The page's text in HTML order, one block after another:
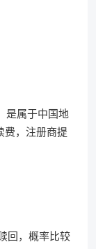
是属于中国地
费，注册商提
回，概率比较